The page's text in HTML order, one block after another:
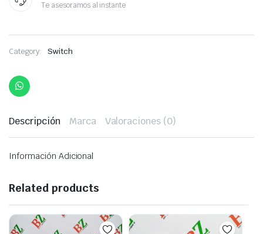
Te asesoramos al instante
Category: Switch
Descripción Marca Valoraciones (0)
Información Adicional
Related products